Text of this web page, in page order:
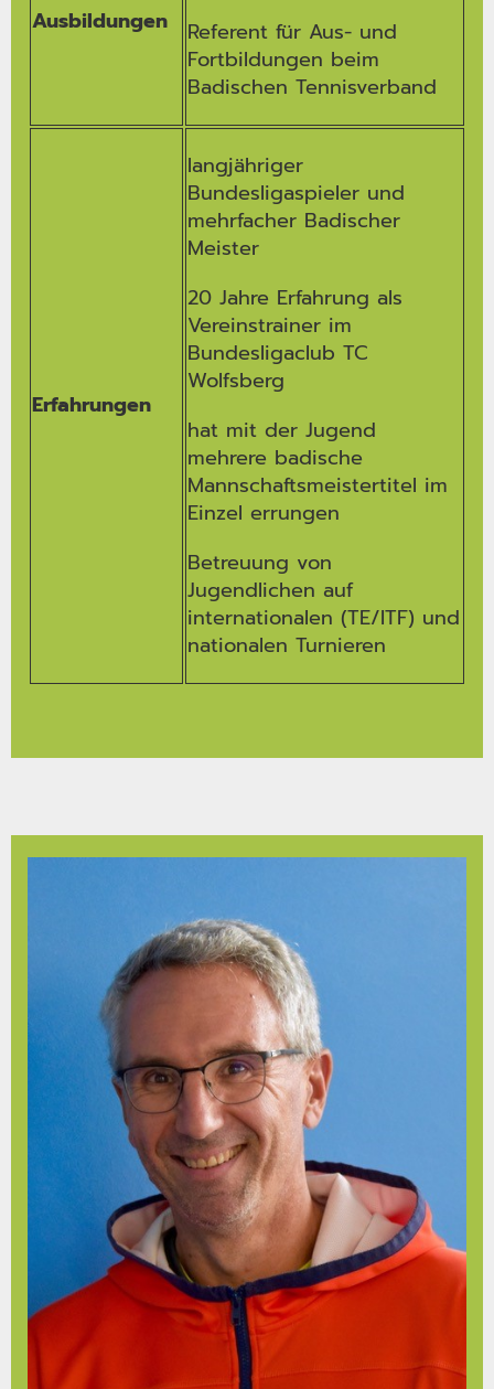
Ausbildungen
Referent für Aus- und
Fortbildungen beim
Badischen Tennisverband
Erfahrungen
langjähriger
Bundesligaspieler und
mehrfacher Badischer
Meister
20 Jahre Erfahrung als
Vereinstrainer im
Bundesligaclub TC
Wolfsberg
hat mit der Jugend
mehrere badische
Mannschaftsmeistertitel im
Einzel errungen
Betreuung von
Jugendlichen auf
internationalen (TE/ITF) und
nationalen Turnieren